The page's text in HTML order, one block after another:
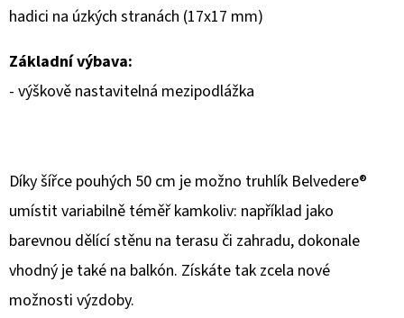
hadici na úzkých stranách (17x17 mm)
Základní výbava:
- výškově nastavitelná mezipodlážka
Díky šířce pouhých 50 cm je možno truhlík Belvedere®
umístit variabilně téměř kamkoliv: například jako
barevnou dělící stěnu na terasu či zahradu, dokonale
vhodný je také na balkón. Získáte tak zcela nové
možnosti výzdoby.